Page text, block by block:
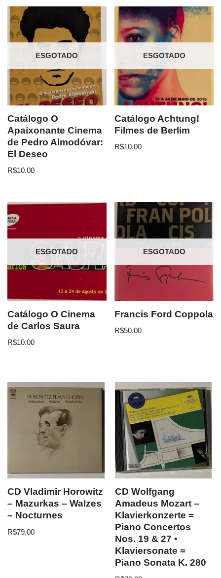
ESGOTADO
Catálogo O
Apaixonante Cinema
de Pedro Almodóvar:
El Deseo
R$10.00
ESGOTADO
Catálogo Achtung!
Filmes de Berlim
R$10.00
ESGOTADO
Catálogo O Cinema
de Carlos Saura
R$10.00
ESGOTADO
Francis Ford Coppola
R$50.00
CD Vladimir Horowitz
– Mazurkas – Walzes
– Nocturnes
R$79.00
CD Wolfgang
Amadeus Mozart –
Klavierkonzerte =
Piano Concertos
Nos. 19 & 27 •
Klaviersonate =
Piano Sonata K. 280